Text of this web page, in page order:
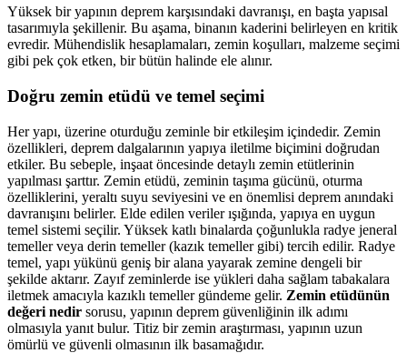
Yüksek bir yapının deprem karşısındaki davranışı, en başta yapısal
tasarımıyla şekillenir. Bu aşama, binanın kaderini belirleyen en kritik
evredir. Mühendislik hesaplamaları, zemin koşulları, malzeme seçimi
gibi pek çok etken, bir bütün halinde ele alınır.
Doğru zemin etüdü ve temel seçimi
Her yapı, üzerine oturduğu zeminle bir etkileşim içindedir. Zemin
özellikleri, deprem dalgalarının yapıya iletilme biçimini doğrudan
etkiler. Bu sebeple, inşaat öncesinde detaylı zemin etütlerinin
yapılması şarttır. Zemin etüdü, zeminin taşıma gücünü, oturma
özelliklerini, yeraltı suyu seviyesini ve en önemlisi deprem anındaki
davranışını belirler. Elde edilen veriler ışığında, yapıya en uygun
temel sistemi seçilir. Yüksek katlı binalarda çoğunlukla radye jeneral
temeller veya derin temeller (kazık temeller gibi) tercih edilir. Radye
temel, yapı yükünü geniş bir alana yayarak zemine dengeli bir
şekilde aktarır. Zayıf zeminlerde ise yükleri daha sağlam tabakalara
iletmek amacıyla kazıklı temeller gündeme gelir. Zemin etüdünün
değeri nedir sorusu, yapının deprem güvenliğinin ilk adımı
olmasıyla yanıt bulur. Titiz bir zemin araştırması, yapının uzun
ömürlü ve güvenli olmasının ilk basamağıdır.